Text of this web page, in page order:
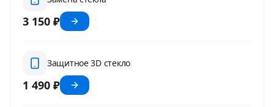
3 150 ₽
Защитное 3D стекло
1 490 ₽